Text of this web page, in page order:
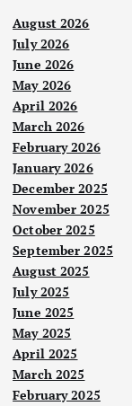
August 2026
July 2026
June 2026
May 2026
April 2026
March 2026
February 2026
January 2026
December 2025
November 2025
October 2025
September 2025
August 2025
July 2025
June 2025
May 2025
April 2025
March 2025
February 2025